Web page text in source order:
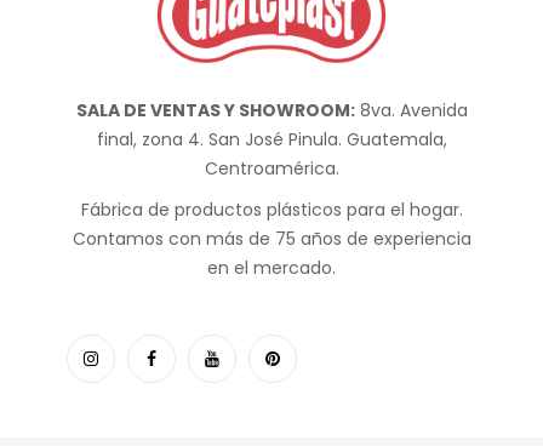
SALA DE VENTAS Y SHOWROOM:8va. Avenida
final, zona 4. San José Pinula. Guatemala,
Centroamérica.
Fábrica de productos plásticos para el hogar.
Contamos con más de 75 años de experiencia
en el mercado.